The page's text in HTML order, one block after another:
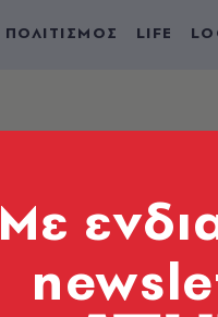
ΠΟΛΙΤΙΣΜΟΣ LIFE
Mε